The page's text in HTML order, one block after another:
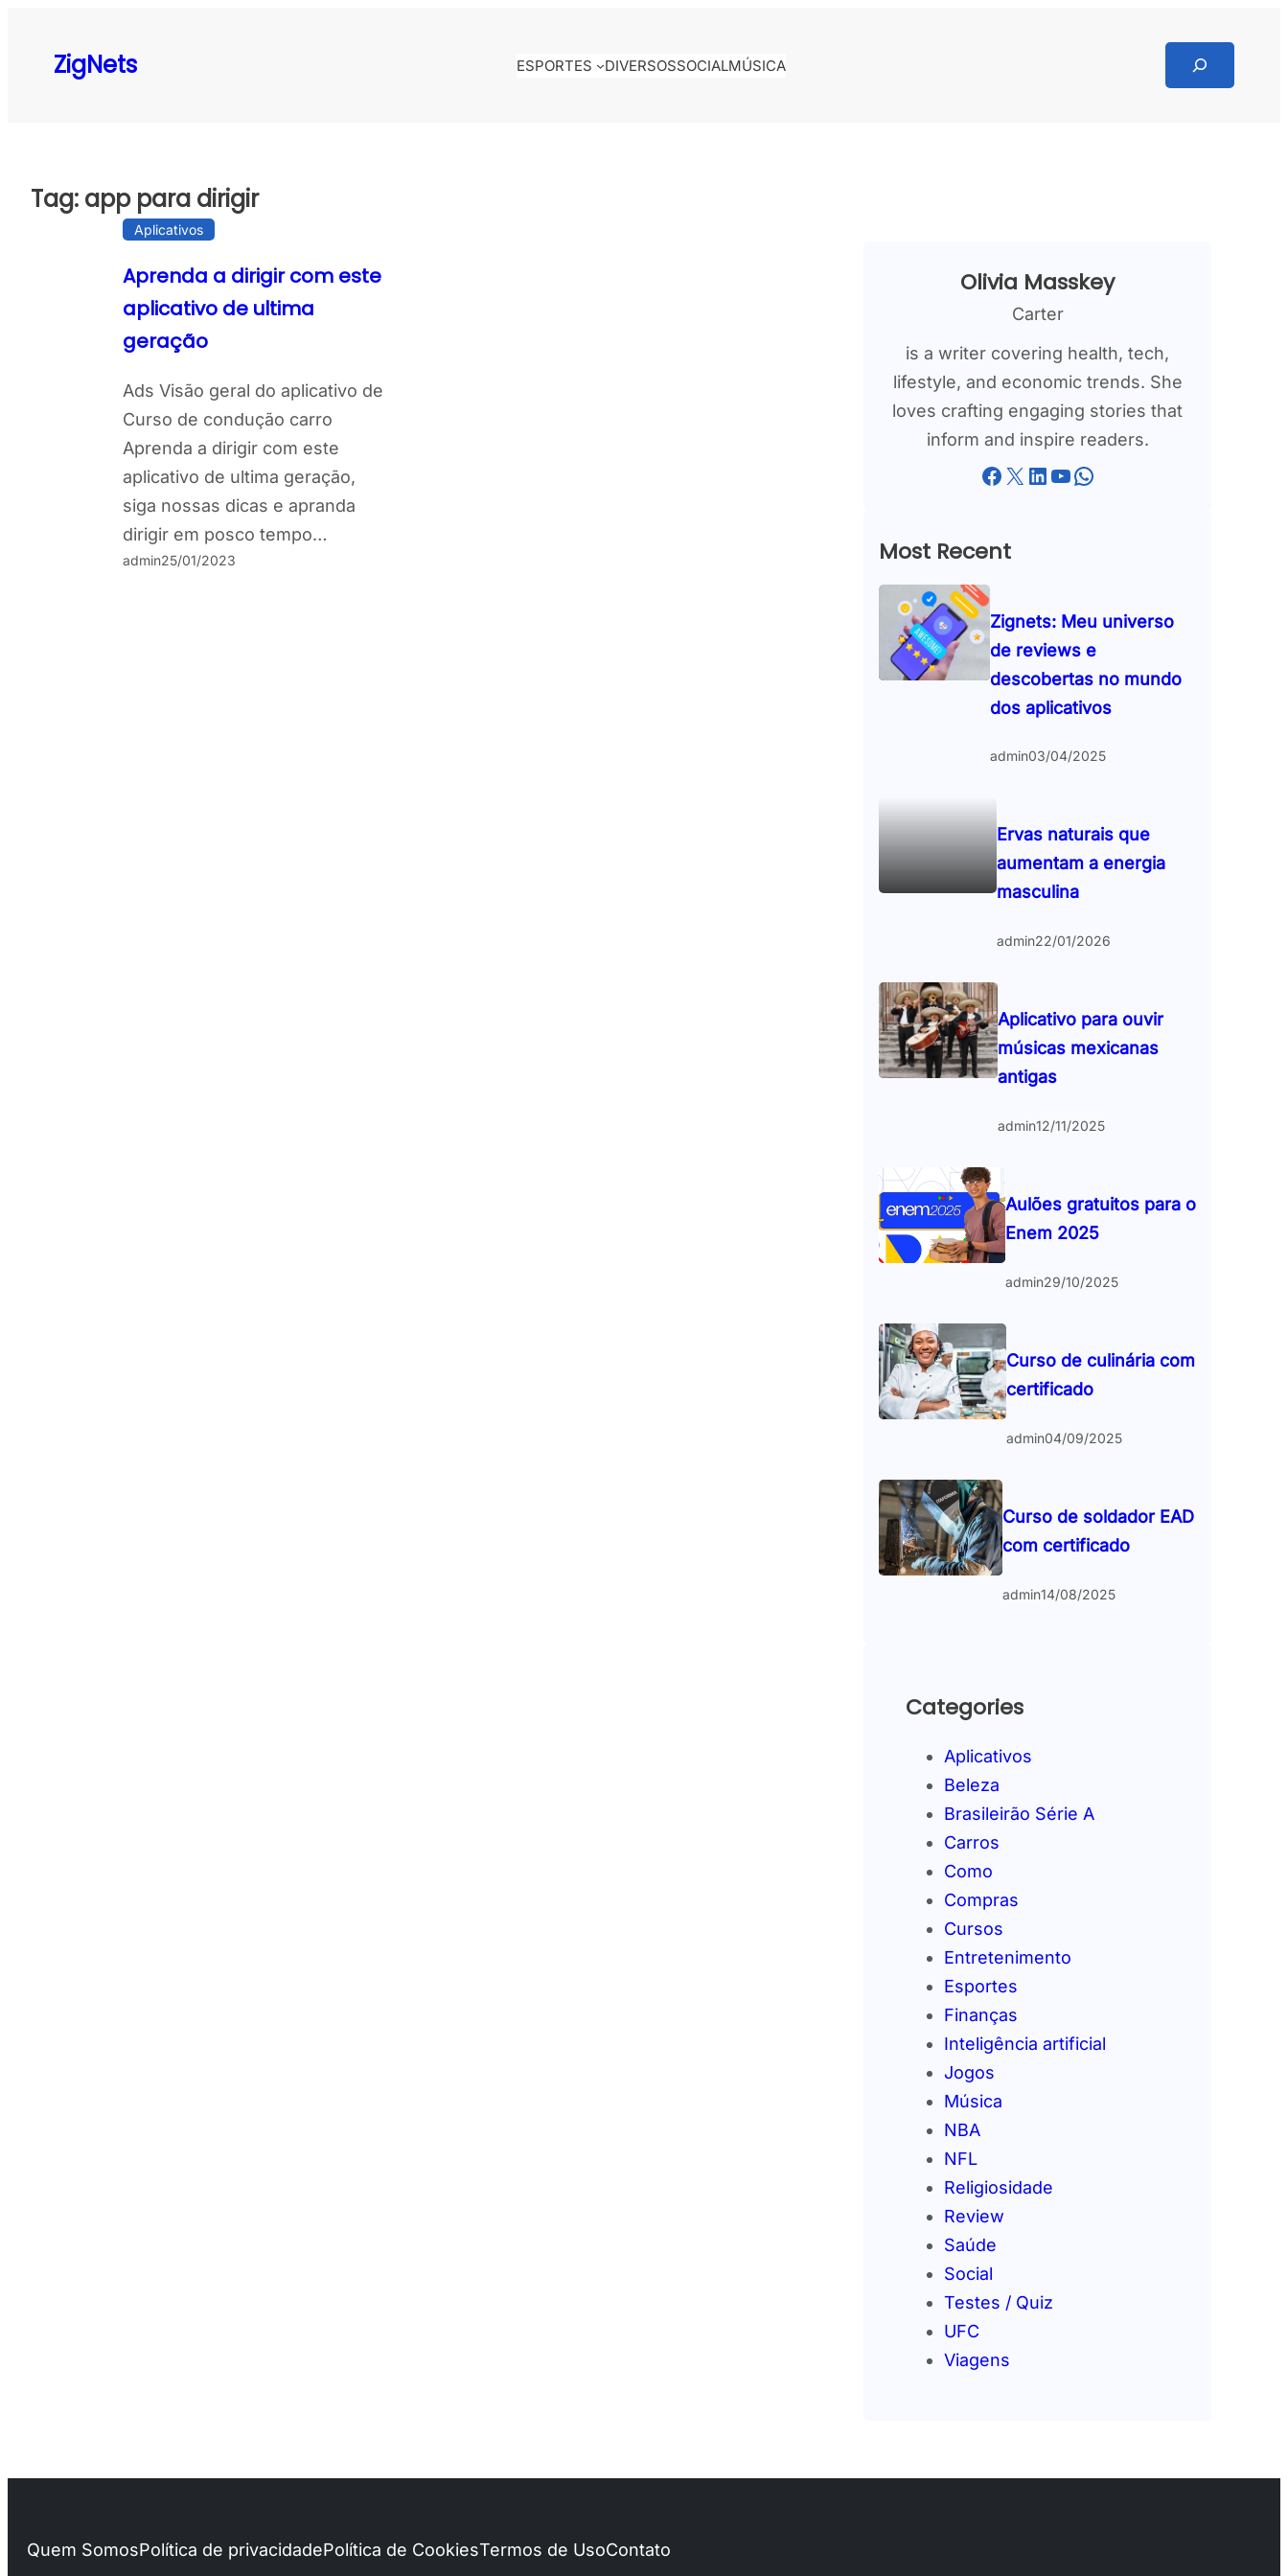
ZigNets ESPORTES DIVERSOSSOCIALMÚSICA
Search
Tag: app para dirigir
Aplicativos
Aprenda a dirigir com este
aplicativo de ultima
geração
Ads Visão geral do aplicativo de
Curso de condução carro
Aprenda a dirigir com este
aplicativo de ultima geração,
siga nossas dicas e apranda
dirigir em posco tempo…
admin25/01/2023
Olivia Masskey
Carter
is a writer covering health, tech,
lifestyle, and economic trends. She
loves crafting engaging stories that
inform and inspire readers.
Facebook X LinkedIn YouTube WhatsApp
Most Recent
Zignets: Meu universo
de reviews e
descobertas no mundo
dos aplicativos
admin03/04/2025
Ervas naturais que
aumentam a energia
masculina
admin22/01/2026
Aplicativo para ouvir
músicas mexicanas
antigas
admin12/11/2025
Aulões gratuitos para o
Enem 2025
admin29/10/2025
Curso de culinária com
certificado
admin04/09/2025
Curso de soldador EAD
com certificado
admin14/08/2025
Categories
Aplicativos
Beleza
Brasileirão Série A
Carros
Como
Compras
Cursos
Entretenimento
Esportes
Finanças
Inteligência artificial
Jogos
Música
NBA
NFL
Religiosidade
Review
Saúde
Social
Testes / Quiz
UFC
Viagens
Quem SomosPolítica de privacidadePolítica de CookiesTermos de UsoContato